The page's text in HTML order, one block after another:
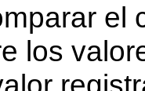
el
los